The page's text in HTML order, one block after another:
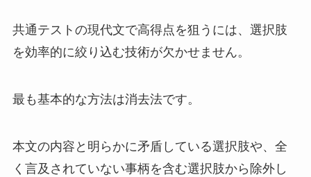
共通テストの現代文で高得点を狙うには、選択肢
を効率的に絞り込む技術が欠かせません。
最も基本的な方法は消去法です。
本文の内容と明らかに矛盾している選択肢や、全
く言及されていない事柄を含む選択肢から除外し